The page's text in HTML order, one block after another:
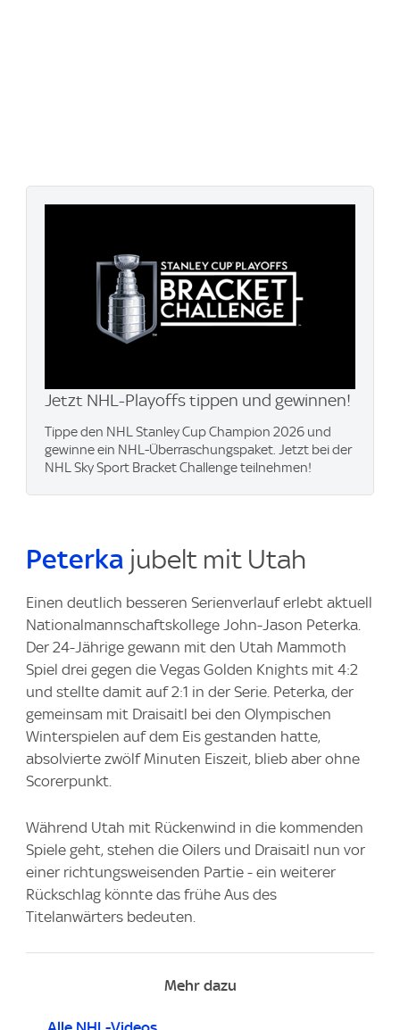
Jetzt NHL-Playoffs tippen und gewinnen!
Tippe den NHL Stanley Cup Champion 2026 und
gewinne ein NHL-Überraschungspaket. Jetzt bei der
NHL Sky Sport Bracket Challenge teilnehmen!
Peterka jubelt mit Utah
Einen deutlich besseren Serienverlauf erlebt aktuell
Nationalmannschaftskollege John-Jason Peterka.
Der 24-Jährige gewann mit den Utah Mammoth
Spiel drei gegen die Vegas Golden Knights mit 4:2
und stellte damit auf 2:1 in der Serie. Peterka, der
gemeinsam mit Draisaitl bei den Olympischen
Winterspielen auf dem Eis gestanden hatte,
absolvierte zwölf Minuten Eiszeit, blieb aber ohne
Scorerpunkt.
Während Utah mit Rückenwind in die kommenden
Spiele geht, stehen die Oilers und Draisaitl nun vor
einer richtungsweisenden Partie - ein weiterer
Rückschlag könnte das frühe Aus des
Titelanwärters bedeuten.
Mehr dazu